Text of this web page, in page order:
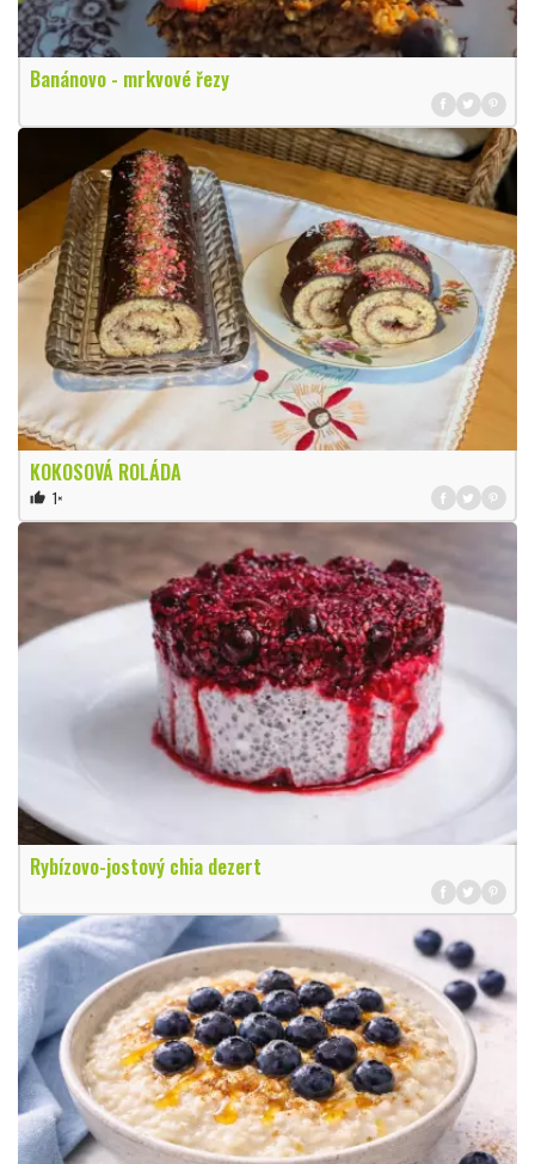
Banánovo - mrkvové řezy
KOKOSOVÁ ROLÁDA
thumb_up 1×
Rybízovo-jostový chia dezert